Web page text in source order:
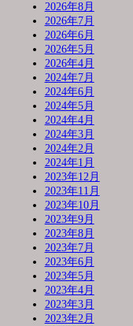
2026年8月
2026年7月
2026年6月
2026年5月
2026年4月
2024年7月
2024年6月
2024年5月
2024年4月
2024年3月
2024年2月
2024年1月
2023年12月
2023年11月
2023年10月
2023年9月
2023年8月
2023年7月
2023年6月
2023年5月
2023年4月
2023年3月
2023年2月